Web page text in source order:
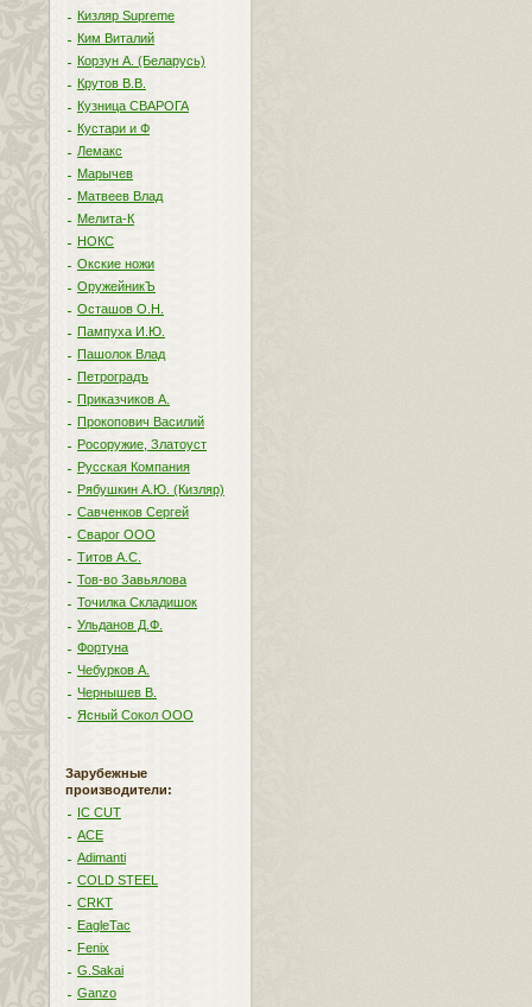
Кизляр Supreme
Ким Виталий
Корзун А. (Беларусь)
Крутов В.В.
Кузница СВАРОГА
Кустари и Ф
Лемакс
Марычев
Матвеев Влад
Мелита-К
НОКС
Окские ножи
ОружейникЪ
Осташов О.Н.
Пампуха И.Ю.
Пашолок Влад
Петроградъ
Приказчиков А.
Прокопович Василий
Росоружие, Златоуст
Русская Компания
Рябушкин А.Ю. (Кизляр)
Савченков Сергей
Сварог ООО
Титов А.С.
Тов-во Завьялова
Точилка Складишок
Ульданов Д.Ф.
Фортуна
Чебурков А.
Чернышев В.
Ясный Сокол ООО
Зарубежные
производители:
IC CUT
ACE
Adimanti
COLD STEEL
CRKT
EagleTac
Fenix
G.Sakai
Ganzo